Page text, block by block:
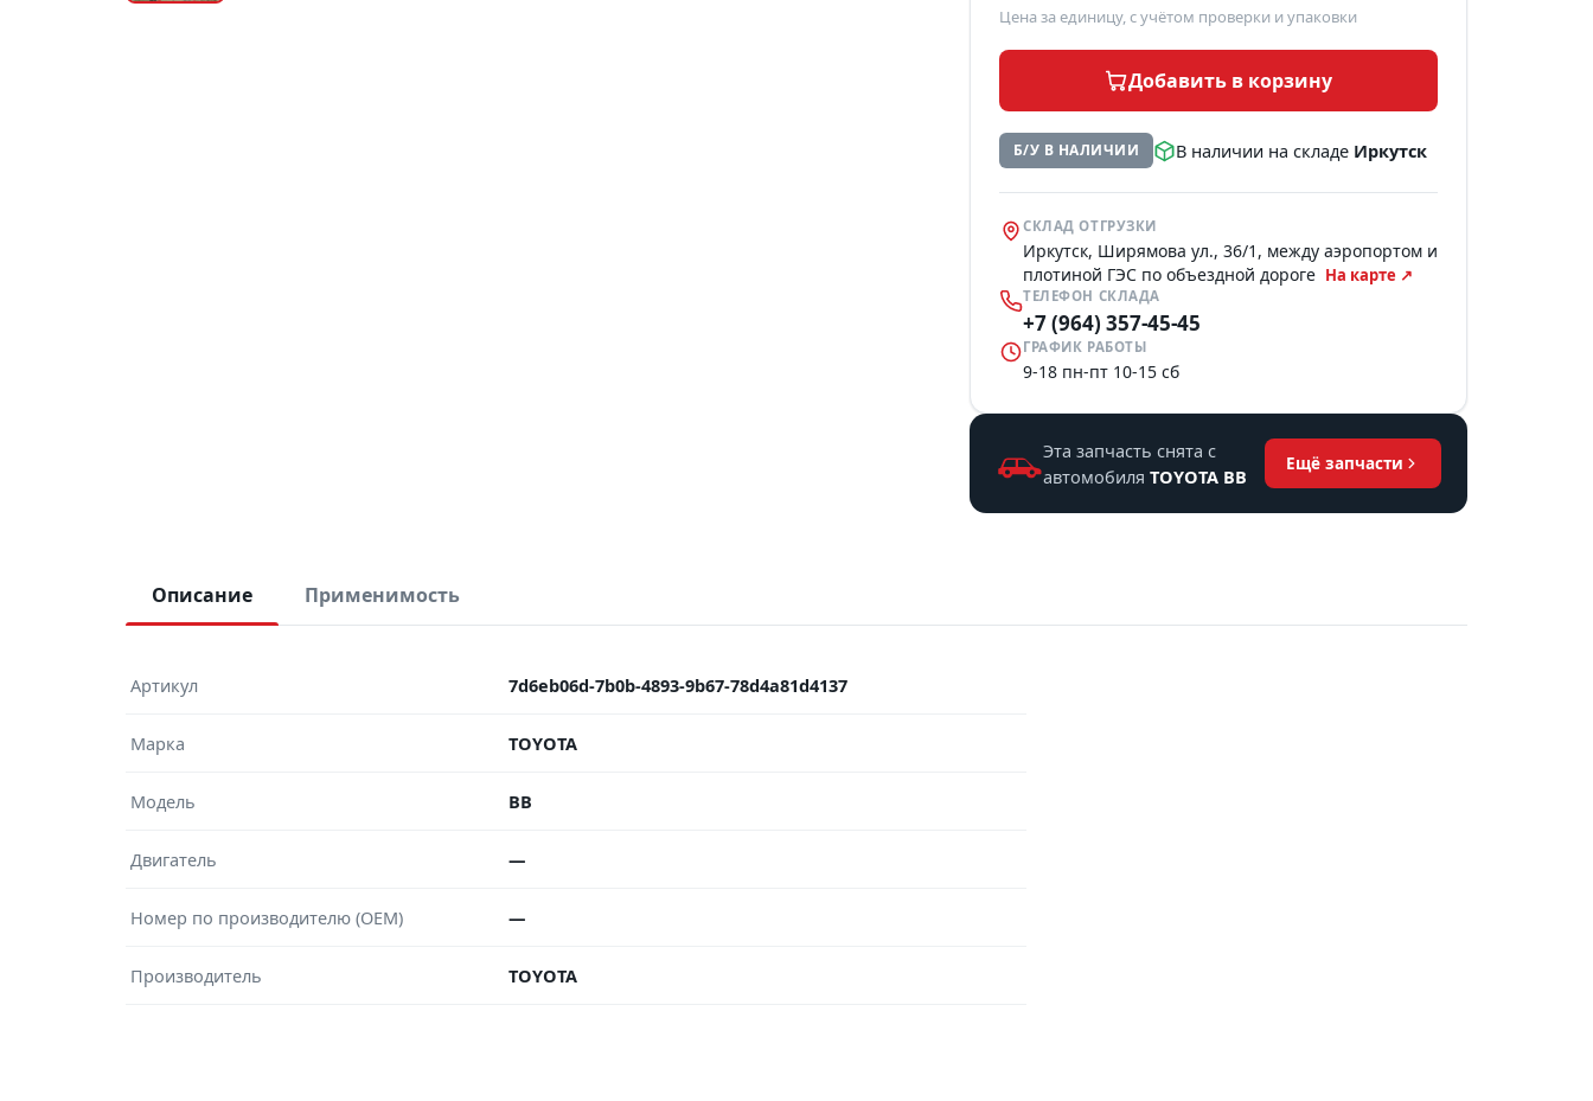
Цена за единицу, с учётом проверки и упаковки
Добавить в корзину
Б/У В НАЛИЧИИ В наличии на складе Иркутск
СКЛАД ОТГРУЗКИ
Иркутск, Ширямова ул., 36/1, между аэропортом и
плотиной ГЭС по объездной дороге На карте ↗
ТЕЛЕФОН СКЛАДА
+7 (964) 357-45-45
ГРАФИК РАБОТЫ
9-18 пн-пт 10-15 сб
Эта запчасть снята с
автомобиля TOYOTA BB
Ещё запчасти
Описание Применимость
Артикул 7d6eb06d-7b0b-4893-9b67-78d4a81d4137
Марка TOYOTA
Модель BB
Двигатель —
Номер по производителю (OEM) —
Производитель TOYOTA